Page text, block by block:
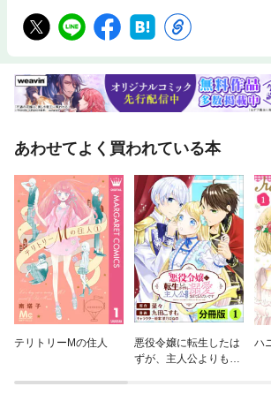
あわせてよく買われている本
テリトリーMの住人
悪役令嬢に転生したは
ずが、主人公よりも溺
ハ